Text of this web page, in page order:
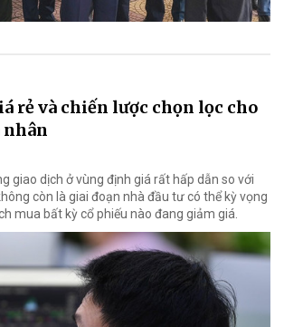
rẻ và chiến lược chọn lọc cho
nhân
giao dịch ở vùng định giá rất hấp dẫn so với
còn là giai đoạn nhà đầu tư có thể kỳ vọng
mua bất kỳ cổ phiếu nào đang giảm giá.